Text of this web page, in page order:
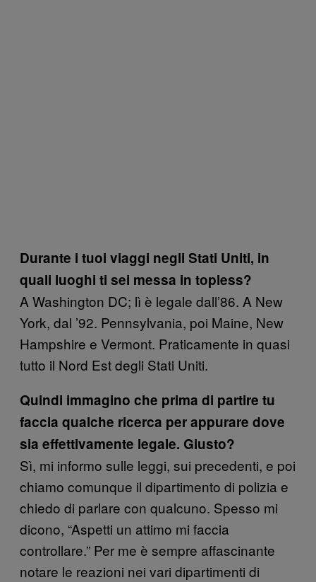
Durante i tuoi viaggi negli Stati Uniti, in
quali luoghi ti sei messa in topless?
A Washington DC; lì è legale dall’86. A New
York, dal ’92. Pennsylvania, poi Maine, New
Hampshire e Vermont. Praticamente in quasi
tutto il Nord Est degli Stati Uniti.
Quindi immagino che prima di partire tu
faccia qualche ricerca per appurare dove
sia effettivamente legale. Giusto?
Sì, mi informo sulle leggi, sui precedenti, e poi
chiamo comunque il dipartimento di polizia e
chiedo di parlare con qualcuno. Spesso mi
dicono, “Aspetti un attimo mi faccia
controllare.” Per me è sempre affascinante
notare le reazioni nei vari dipartimenti di